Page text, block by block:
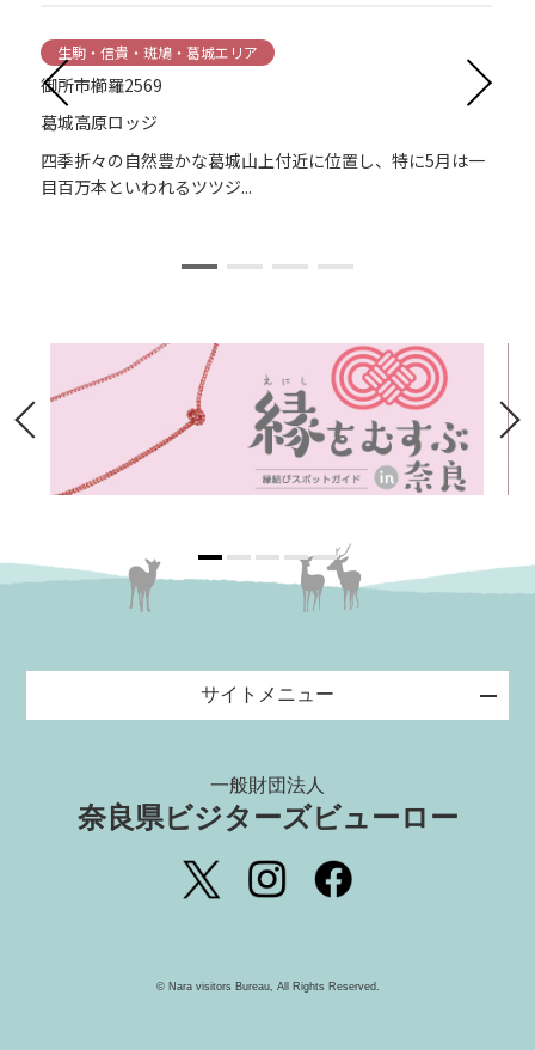
生駒・信貴・斑鳩・葛城エリア
御所市櫛羅2569
葛城高原ロッジ
四季折々の自然豊かな葛城山上付近に位置し、特に5月は一
目百万本といわれるツツジ...
サイトメニュー
一般財団法人
奈良県ビジターズビューロー
©️ Nara visitors Bureau, All Rights Reserved.